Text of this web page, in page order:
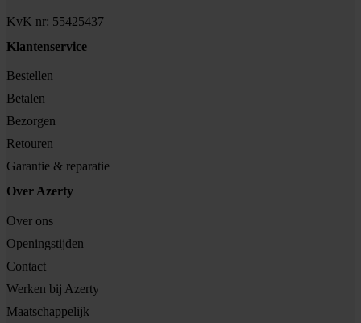
KvK nr: 55425437
Klantenservice
Bestellen
Betalen
Bezorgen
Retouren
Garantie & reparatie
Over Azerty
Over ons
Openingstijden
Contact
Werken bij Azerty
Maatschappelijk